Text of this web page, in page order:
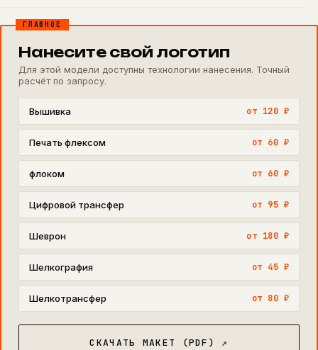
ГЛАВНОЕ
Нанесите свой логотип
Для этой модели доступны технологии нанесения. Точный
расчёт по запросу.
Вышивка от 120 ₽
Печать флексом от 60 ₽
флоком от 60 ₽
Цифровой трансфер от 95 ₽
Шеврон от 180 ₽
Шелкография от 45 ₽
Шелкотрансфер от 80 ₽
СКАЧАТЬ МАКЕТ (PDF) ↗